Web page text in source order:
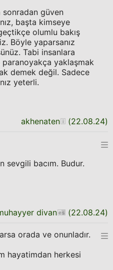
sonradan güven
başta kimseye
olumlu bakış
Böyle yaparsanız
Tabi insanlara
yaklaşmak
demek değil. Sadece
yeterli.
akhenaten (22.08.24)
sevgili bacım. Budur.
divan (22.08.24)
orada ve onunladır.
hayatimdan herkesi